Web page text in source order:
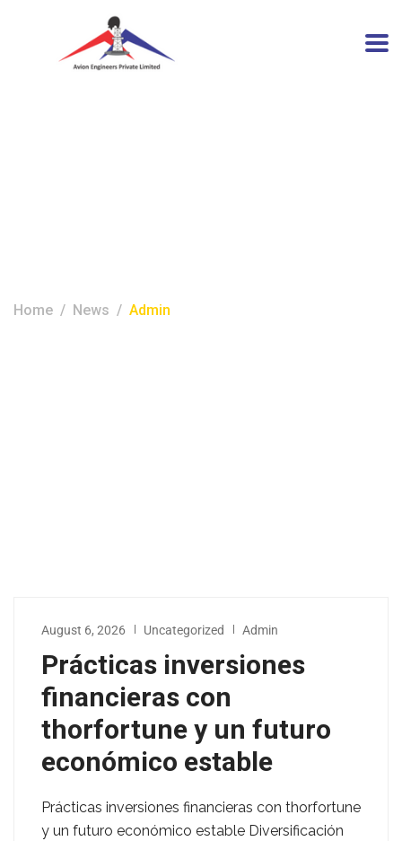
Home News Admin
August 6, 2026 Uncategorized Admin
Prácticas inversiones
financieras con
thorfortune y un futuro
económico estable
Prácticas inversiones financieras con thorfortune
y un futuro económico estable Diversificación